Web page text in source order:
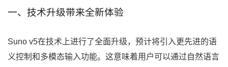
一、技术升级带来全新体验
Suno v5在技术上进行了全面升级，预计将引入更先进的语
义控制和多模态输入功能。这意味着用户可以通过自然语言